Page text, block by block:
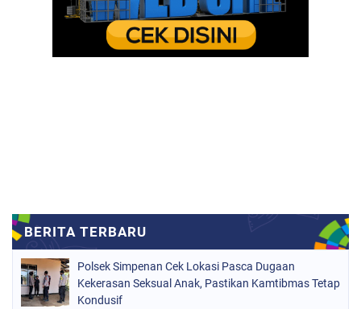
Polsek Simpenan Cek Lokasi Pasca Dugaan
Kekerasan Seksual Anak, Pastikan Kamtibmas Tetap
Kondusif